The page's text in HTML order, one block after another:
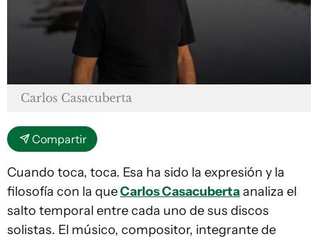
Carlos Casacuberta
Compartir
Cuando toca, toca. Esa ha sido la expresión y la
filosofía con la queCarlos Casacubertaanaliza el
salto temporal entre cada uno de sus discos
solistas. El músico, compositor, integrante de